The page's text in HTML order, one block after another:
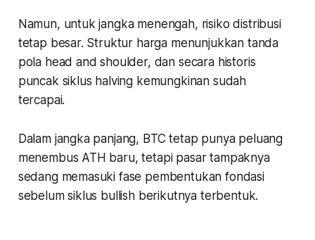
Namun, untuk jangka menengah, risiko distribusi
tetap besar. Struktur harga menunjukkan tanda
pola head and shoulder, dan secara historis
puncak siklus halving kemungkinan sudah
tercapai.
Dalam jangka panjang, BTC tetap punya peluang
menembus ATH baru, tetapi pasar tampaknya
sedang memasuki fase pembentukan fondasi
sebelum siklus bullish berikutnya terbentuk.